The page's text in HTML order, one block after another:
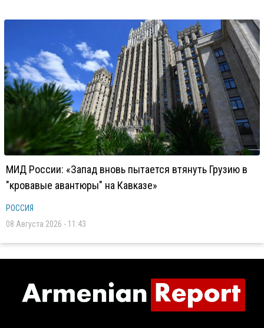
МИД России: «Запад вновь пытается втянуть Грузию в
"кровавые авантюры" на Кавказе»
РОССИЯ
08 Августа 2026 - 11:43